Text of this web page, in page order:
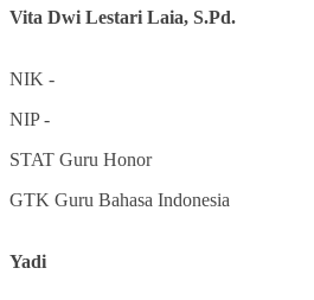
Vita Dwi Lestari Laia, S.Pd.
NIK -
NIP-
STAT Guru Honor
GTK Guru Bahasa Indonesia
Yadi